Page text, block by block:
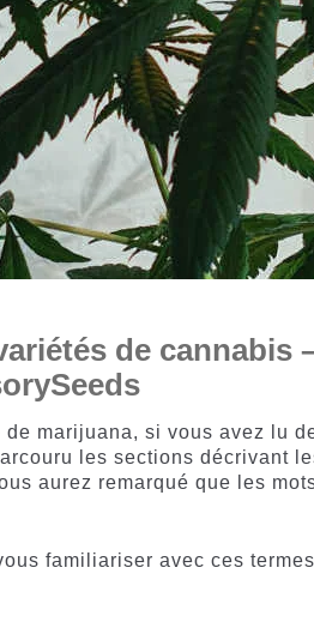
de cannabis
de marijuana, si vous avez lu
les sections décrivant
aurez remarqué que les
familiariser avec ces